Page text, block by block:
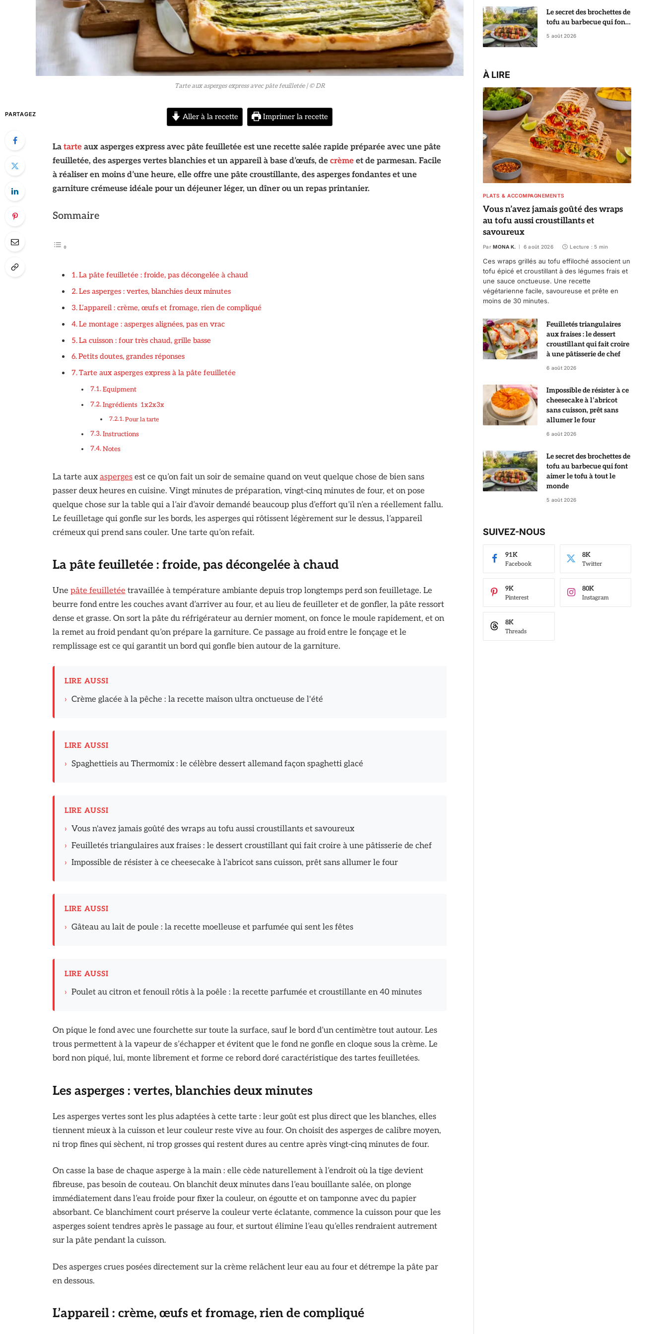
Tarte aux asperges express avec pâte feuilletée | © DR
PARTAGEZ Aller à la recette Imprimer la recette
La tarteaux asperges express avec pâte feuilletée est une recette salée rapide préparée avec une pâte
feuilletée, des asperges vertes blanchies et un appareil à base d’œufs, de crèmeet de parmesan. Facile
à réaliser en moins d’une heure, elle offre une pâte croustillante, des asperges fondantes et une
garniture crémeuse idéale pour un déjeuner léger, un dîner ou un repas printanier.
Sommaire
La pâte feuilletée : froide, pas décongelée à chaud
Les asperges : vertes, blanchies deux minutes
L’appareil : crème, œufs et fromage, rien de compliqué
Le montage : asperges alignées, pas en vrac
La cuisson : four très chaud, grille basse
Petits doutes, grandes réponses
Tarte aux asperges express à la pâte feuilletée
Equipment
Ingrédients 1x2x3x
Pour la tarte
Instructions
Notes
La tarte aux aspergesest ce qu’on fait un soir de semaine quand on veut quelque chose de bien sans
passer deux heures en cuisine. Vingt minutes de préparation, vingt-cinq minutes de four, et on pose
quelque chose sur la table qui a l’air d’avoir demandé beaucoup plus d’effort qu’il n’en a réellement fallu.
Le feuilletage qui gonfle sur les bords, les asperges qui rôtissent légèrement sur le dessus, l’appareil
crémeux qui prend sans couler. Une tarte qu’on refait.
La pâte feuilletée : froide, pas décongelée à chaud
Une pâte feuilletée travaillée à température ambiante depuis trop longtemps perd son feuilletage. Le
beurre fond entre les couches avant d’arriver au four, et au lieu de feuilleter et de gonfler, la pâte ressort
dense et grasse. On sort la pâte du réfrigérateur au dernier moment, on fonce le moule rapidement, et on
la remet au froid pendant qu’on prépare la garniture. Ce passage au froid entre le fonçage et le
remplissage est ce qui garantit un bord qui gonfle bien autour de la garniture.
LIRE AUSSI
› Crème glacée à la pêche : la recette maison ultra onctueuse de l'été
LIRE AUSSI
› Spaghettieis au Thermomix : le célèbre dessert allemand façon spaghetti glacé
LIRE AUSSI
› Vous n'avez jamais goûté des wraps au tofu aussi croustillants et savoureux
› Feuilletés triangulaires aux fraises : le dessert croustillant qui fait croire à une pâtisserie de chef
› Impossible de résister à ce cheesecake à l'abricot sans cuisson, prêt sans allumer le four
LIRE AUSSI
› Gâteau au lait de poule : la recette moelleuse et parfumée qui sent les fêtes
LIRE AUSSI
› Poulet au citron et fenouil rôtis à la poêle : la recette parfumée et croustillante en 40 minutes
On pique le fond avec une fourchette sur toute la surface, sauf le bord d’un centimètre tout autour. Les
trous permettent à la vapeur de s’échapper et évitent que le fond ne gonfle en cloque sous la crème. Le
bord non piqué, lui, monte librement et forme ce rebord doré caractéristique des tartes feuilletées.
Les asperges : vertes, blanchies deux minutes
Les asperges vertes sont les plus adaptées à cette tarte : leur goût est plus direct que les blanches, elles
tiennent mieux à la cuisson et leur couleur reste vive au four. On choisit des asperges de calibre moyen,
ni trop fines qui sèchent, ni trop grosses qui restent dures au centre après vingt-cinq minutes de four.
On casse la base de chaque asperge à la main : elle cède naturellement à l’endroit où la tige devient
fibreuse, pas besoin de couteau. On blanchit deux minutes dans l’eau bouillante salée, on plonge
immédiatement dans l’eau froide pour fixer la couleur, on égoutte et on tamponne avec du papier
absorbant. Ce blanchiment court préserve la couleur verte éclatante, commence la cuisson pour que les
asperges soient tendres après le passage au four, et surtout élimine l’eau qu’elles rendraient autrement
sur la pâte pendant la cuisson.
Des asperges crues posées directement sur la crème relâchent leur eau au four et détrempe la pâte par
en dessous.
L’appareil : crème, œufs et fromage, rien de compliqué
Le secret des brochettes de
tofu au barbecue qui font
aimer le tofu à tout le
5 août 2026
À LIRE
PLATS & ACCOMPAGNEMENTS
Vous n’avez jamais goûté des wraps
au tofu aussi croustillants et
savoureux
Par MONA K. 6 août 2026 Lecture : 5 min
Ces wraps grillés au tofu effiloché associent un
tofu épicé et croustillant à des légumes frais et
une sauce onctueuse. Une recette
végétarienne facile, savoureuse et prête en
moins de 30 minutes.
Feuilletés triangulaires
aux fraises : le dessert
croustillant qui fait croire
à une pâtisserie de chef
6 août 2026
Impossible de résister à ce
cheesecake à l’abricot
sans cuisson, prêt sans
allumer le four
6 août 2026
Le secret des brochettes de
tofu au barbecue qui font
aimer le tofu à tout le
monde
5 août 2026
SUIVEZ-NOUS
Facebook
91K
Twitter
8K
Pinterest
9K
Instagram
80K
Threads
8K